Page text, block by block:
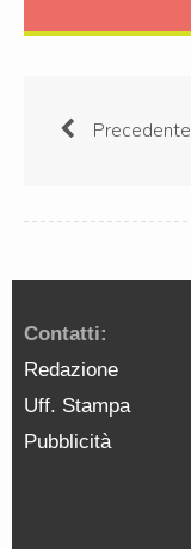
Precedente
Contatti:
Redazione
Uff. Stampa
Pubblicità